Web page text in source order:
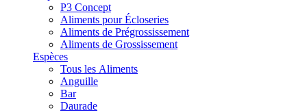
P3 Concept
Aliments pour Écloseries
Aliments de Prégrossissement
Aliments de Grossissement
Espèces
Tous les Aliments
Anguille
Bar
Daurade